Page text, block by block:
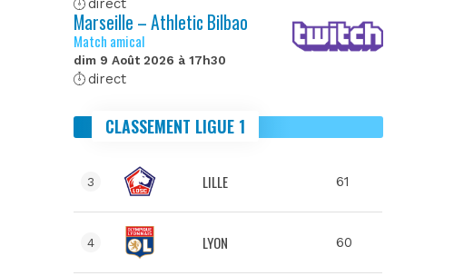
direct
Marseille – Athletic Bilbao
Match amical
dim 9 Août 2026 à 17h30
direct
CLASSEMENT LIGUE 1
3 LILLE 61
4 LYON 60